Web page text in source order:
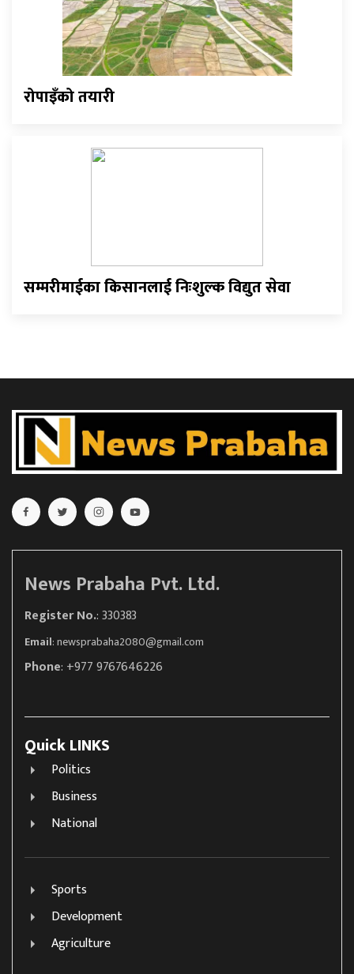
रोपाइँको तयारी
सम्मरीमाईका किसानलाई निःशुल्क विद्युत सेवा
News Prabaha Pvt. Ltd.
Register No.: 330383
Email:newsprabaha2080@gmail.com
Phone: +977 9767646226
Quick LINKS
Politics
Business
National
Sports
Development
Agriculture